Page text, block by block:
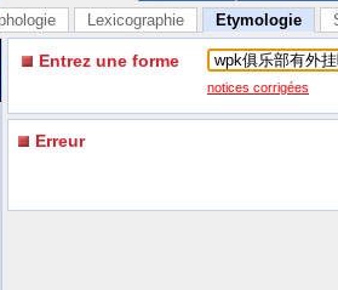
Lexicographie Etymologie
Entrez une forme
notices corrigées
Erreur